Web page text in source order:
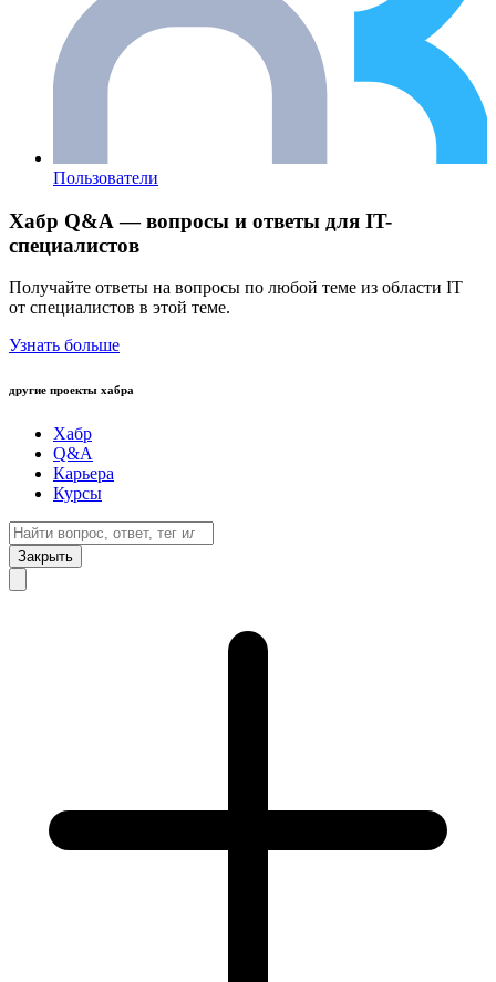
Пользователи
Хабр Q&A — вопросы и ответы для IT-
специалистов
Получайте ответы на вопросы по любой теме из области IT
от специалистов в этой теме.
Узнать больше
другие проекты хабра
Хабр
Q&A
Карьера
Курсы
Закрыть